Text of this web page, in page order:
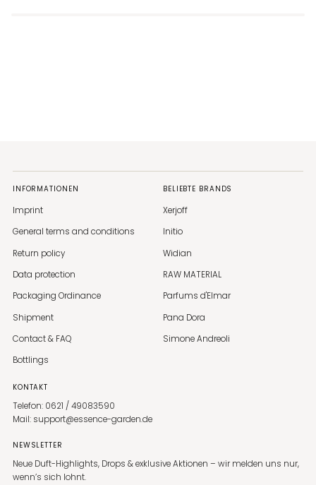
INFORMATIONEN
Imprint
General terms and conditions
Return policy
Data protection
Packaging Ordinance
Shipment
Contact & FAQ
Bottlings
BELIEBTE BRANDS
Xerjoff
Initio
Widian
RAW MATERIAL
Parfums d'Elmar
Pana Dora
Simone Andreoli
KONTAKT
Telefon: 0621 / 49083590
Mail: support@essence-garden.de
NEWSLETTER
Neue Duft-Highlights, Drops & exklusive Aktionen – wir melden uns nur,
wenn’s sich lohnt.